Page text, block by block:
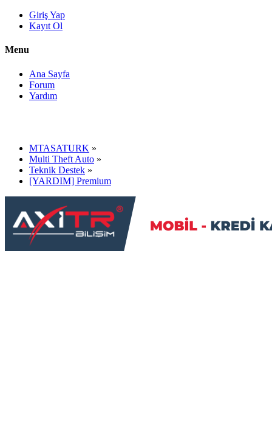
Giriş Yap
Kayıt Ol
Menu
Ana Sayfa
Forum
Yardım
MTASATURK »
Multi Theft Auto »
Teknik Destek »
[YARDIM] Premium